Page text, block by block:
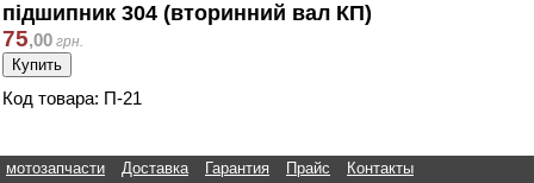
підшипник 304 (вторинний вал КП)
75,00 грн.
Код товара: П-21
мотозапчасти Доставка Гарантия Прайс
Контакты